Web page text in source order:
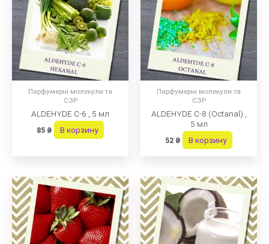
Парфумерні молекули та
СЗР
ALDEHYDE C-6 , 5 мл
85 ₴ В корзину
Парфумерні молекули та
СЗР
ALDEHYDE C-8 (Octanal) ,
5 мл
52 ₴ В корзину